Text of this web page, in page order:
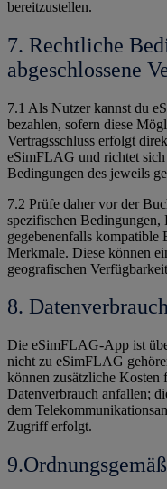
bereitzustellen.
7. Rechtliche
abgeschlossene
7.1 Als Nutzer kannst du
bezahlen, sofern diese
Vertragsschluss erfolgt
eSimFLAG und richtet sich
Bedingungen des jeweils
7.2 Prüfe daher vor der
spezifischen Bedingungen,
gegebenenfalls kompatible
Merkmale. Diese können
geografischen
8.
Die eSimFLAG-App ist
nicht zu eSimFLAG
können zusätzliche Kosten
Datenverbrauch anfallen;
dem
Zugriff erfolgt.